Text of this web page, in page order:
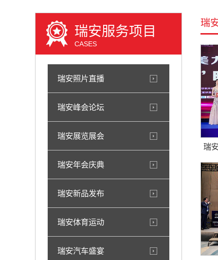
瑞安服务项目
CASES
瑞安照片直播
瑞安峰会论坛
瑞安展览展会
瑞安年会庆典
瑞安新品发布
瑞安体育运动
瑞安汽车盛宴
瑞
瑞